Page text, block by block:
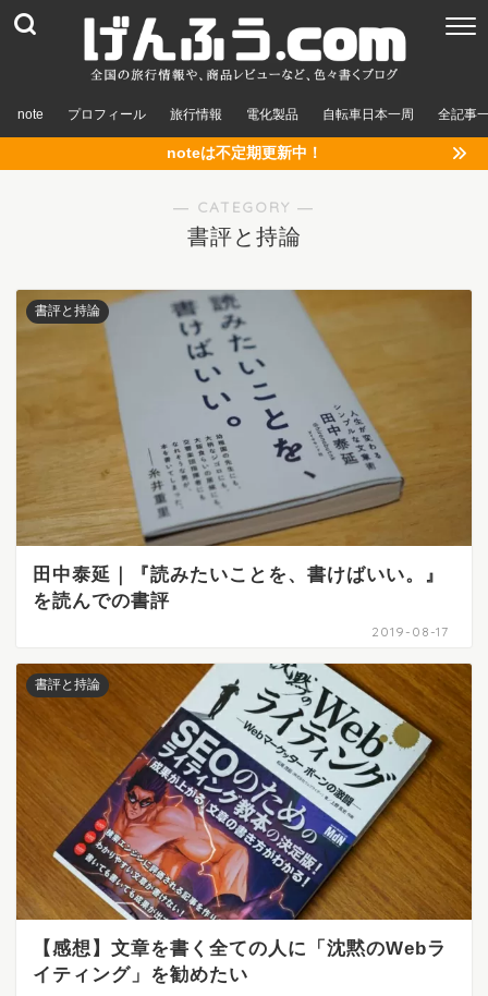
note プロフィール 旅行情報 電化製品 自転車日本一周 全記事
noteは不定期更新中！
― CATEGORY ―
書評と持論
書評と持論
田中泰延｜『読みたいことを、書けばいい。』
を読んでの書評
2019-08-17
書評と持論
【感想】文章を書く全ての人に「沈黙のWebラ
イティング」を勧めたい